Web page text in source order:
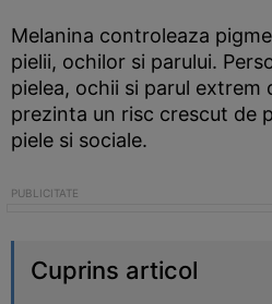
Melanina controleaza
pielii, ochilor si parului.
pielea, ochii si parul extrem
prezinta un risc crescut de
piele si sociale.
Cuprins articol